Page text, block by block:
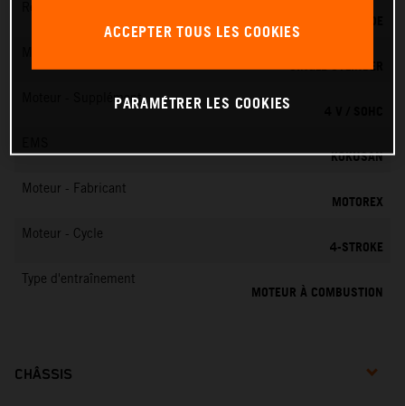
REFROIDISSEMENT LIQUIDE
SINGLE CYLINDER
Moteur - Supplément
KOKUSAN
Moteur - Fabricant
MOTOREX
Moteur - Cycle
4-STROKE
Type d'entraînement
MOTEUR À COMBUSTION
CHÂSSIS
ACCEPTER TOUS LES COOKIES
PARAMÉTRER LES COOKIES